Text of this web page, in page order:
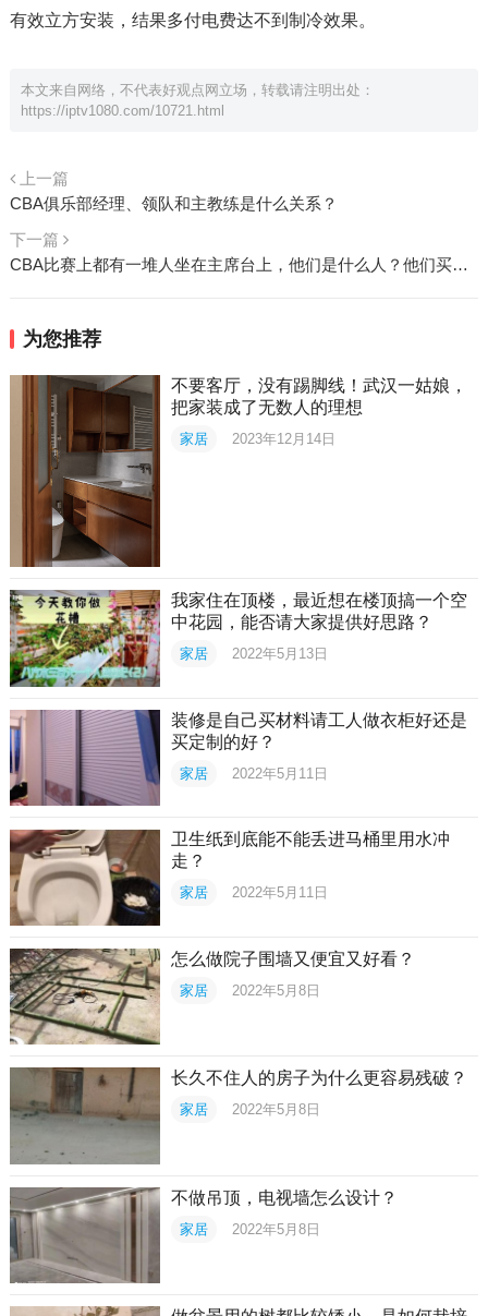
有效立方安装，结果多付电费达不到制冷效果。
本文来自网络，不代表好观点网立场，转载请注明出处：
https://iptv1080.com/10721.html
上一篇
CBA俱乐部经理、领队和主教练是什么关系？
下一篇
CBA比赛上都有一堆人坐在主席台上，他们是什么人？他们买票了吗？
为您推荐
不要客厅，没有踢脚线！武汉一姑娘，
把家装成了无数人的理想
家居 2023年12月14日
我家住在顶楼，最近想在楼顶搞一个空
中花园，能否请大家提供好思路？
家居 2022年5月13日
装修是自己买材料请工人做衣柜好还是
买定制的好？
家居 2022年5月11日
卫生纸到底能不能丢进马桶里用水冲
走？
家居 2022年5月11日
怎么做院子围墙又便宜又好看？
家居 2022年5月8日
长久不住人的房子为什么更容易残破？
家居 2022年5月8日
不做吊顶，电视墙怎么设计？
家居 2022年5月8日